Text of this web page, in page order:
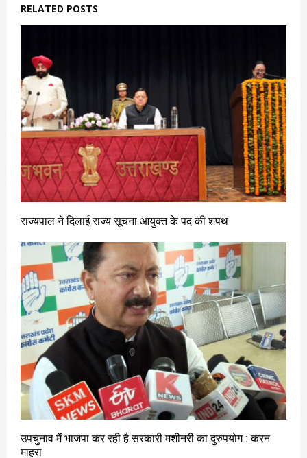
RELATED POSTS
राज्यपाल ने दिलाई राज्य सूचना आयुक्त के पद की शपथ
उपचुनाव में भाजपा कर रही है सरकारी मशीनरी का दुरुपयोग : करन
माहरा